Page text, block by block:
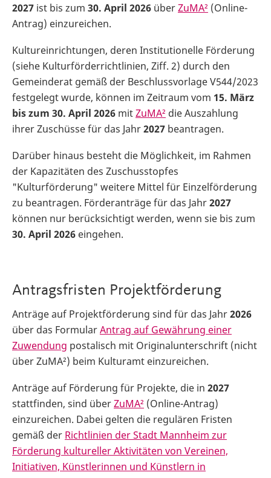
2027 ist bis zum 30. April 2026 überZuMA² (Online-
Antrag) einzureichen.
Kultureinrichtungen, deren Institutionelle Förderung
(siehe Kulturförderrichtlinien, Ziff. 2) durch den
Gemeinderat gemäß der Beschlussvorlage V544/2023
festgelegt wurde, können im Zeitraum vom 15. März
bis zum 30. April 2026 mitZuMA² die Auszahlung
ihrer Zuschüsse für das Jahr2027 beantragen.
Darüber hinaus besteht die Möglichkeit, im Rahmen
der Kapazitäten des Zuschusstopfes
"Kulturförderung" weitere Mittel für Einzelförderung
zu beantragen. Förderanträge für das Jahr2027
können nur berücksichtigt werden, wenn sie bis zum
30. April 2026 eingehen.
Antragsfristen Projektförderung
Anträge auf Projektförderung sind für das Jahr2026
über das FormularAntrag auf Gewährung einer
Zuwendung postalisch mit Originalunterschrift (nicht
über ZuMA²) beim Kulturamt einzureichen.
Anträge auf Förderung für Projekte, die in 2027
stattfinden, sind überZuMA² (Online-Antrag)
einzureichen. Dabei gelten die regulären Fristen
gemäß der Richtlinien der Stadt Mannheim zur
Förderung kultureller Aktivitäten von Vereinen,
Initiativen, Künstlerinnen und Künstlern in